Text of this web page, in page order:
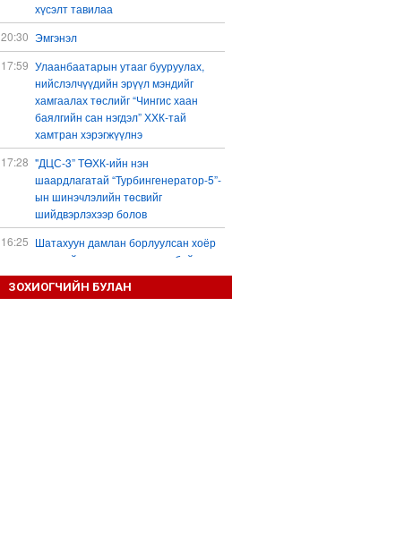
хүсэлт тавилаа
20:30 Эмгэнэл
17:59 Улаанбаатарын утааг бууруулах,
нийслэлчүүдийн эрүүл мэндийг
хамгаалах төслийг “Чингис хаан
баялгийн сан нэгдэл” ХХК-тай
хамтран хэрэгжүүлнэ
17:28 "ДЦС-3” ТӨХК-ийн нэн
шаардлагатай “Турбингенератор-5”-
ын шинэчлэлийн төсвийг
шийдвэрлэхээр болов
16:25 Шатахуун дамлан борлуулсан хоёр
зөрчлийг илрүүлэн шалгаж байна
13:18 “Сэцэн ханы хүлэг” МСУХ-ны 30
ЗОХИОГЧИЙН БУЛАН